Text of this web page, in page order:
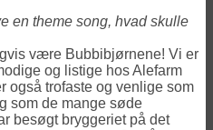
en theme song, hvad skulle
være Bubbibjørnene! Vi er
og listige hos Alefarm
også trofaste og venlige som
som de mange søde
besøgt bryggeriet på det